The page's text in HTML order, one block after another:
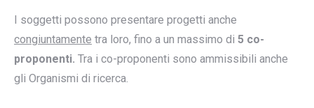
I soggetti possono presentare progetti anche
congiuntamente tra loro, fino a un massimo di 5 co-
proponenti. Tra i co-proponenti sono ammissibili anche
gli Organismi di ricerca.